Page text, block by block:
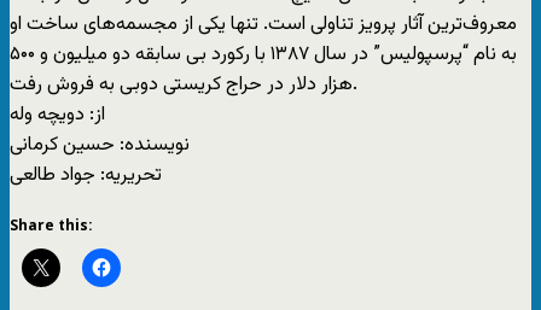
معروف‌ترین آثار پرویز تناولی است. تنها یکی از مجسمه‌های ساخت او
به نام “پرسپولیس” در سال ۱۳۸۷ با رکورد بی سابقه دو میلیون و ۵۰۰
هزار دلار در حراج کریستی دوبی به فروش رفت.
از: دويچه وله
نویسنده: حسین کرمانی
تحریریه: جواد طالعی
Share this: